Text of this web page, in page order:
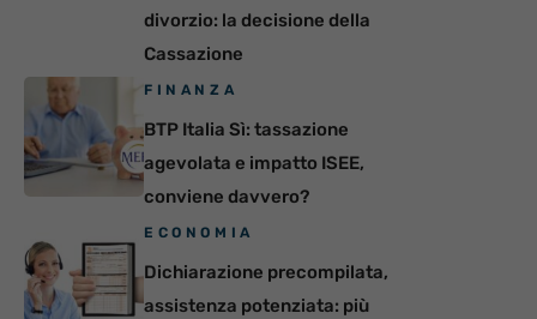
divorzio: la decisione della
Cassazione
FINANZA
BTP Italia Sì: tassazione
agevolata e impatto ISEE,
conviene davvero?
ECONOMIA
Dichiarazione precompilata,
assistenza potenziata: più